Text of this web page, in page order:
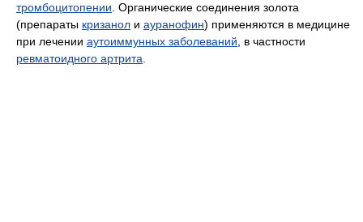
тромбоцитопении . Органические соединения золота
(препараты кризанол и ауранофин) применяются в медицине
при лечении аутоиммунных заболеваний , в частности
ревматоидного артрита